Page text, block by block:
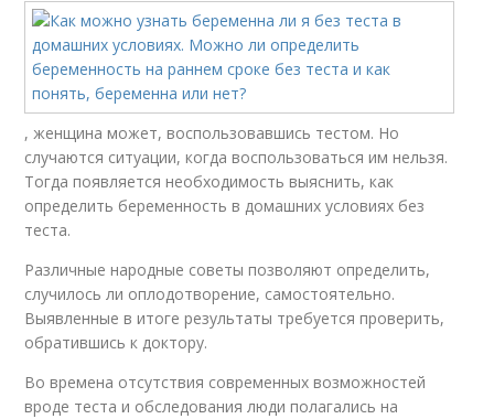
, женщина может, воспользовавшись тестом. Но
случаются ситуации, когда воспользоваться им нельзя.
Тогда появляется необходимость выяснить, как
определить беременность в домашних условиях без
теста.
Различные народные советы позволяют определить,
случилось ли оплодотворение, самостоятельно.
Выявленные в итоге результаты требуется проверить,
обратившись к доктору.
Во времена отсутствия современных возможностей
вроде теста и обследования люди полагались на